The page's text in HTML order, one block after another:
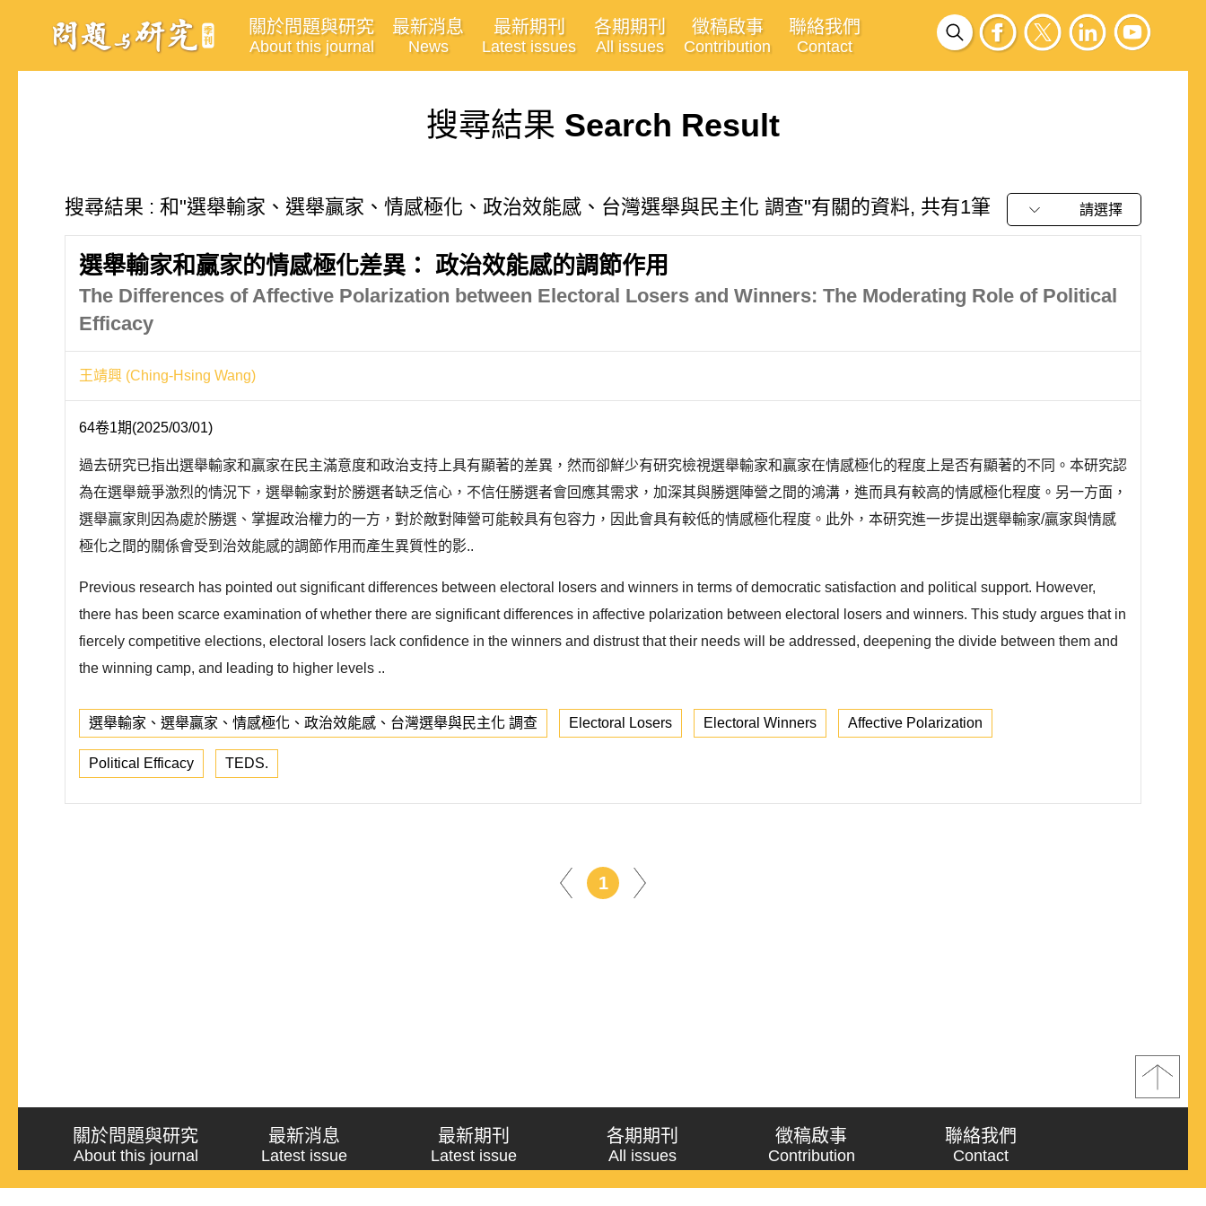
關於問題與研究
About this journal
最新消息
News
最新期刊
Latest issues
各期期刊
All issues
徵稿啟事
Contribution
聯絡我們
Contact
搜尋結果 Search Result
搜尋結果 : 和"選舉輸家、選舉贏家、情感極化、政治效能感、台灣選舉與民主化 調查"有關的資料, 共有1筆 請選擇
選舉輸家和贏家的情感極化差異： 政治效能感的調節作用
The Differences of Affective Polarization between Electoral Losers and Winners: The Moderating Role of Political
Efficacy
王靖興 (Ching-Hsing Wang)
64卷1期(2025/03/01)
過去研究已指出選舉輸家和贏家在民主滿意度和政治支持上具有顯著的差異，然而卻鮮少有研究檢視選舉輸家和贏家在情感極化的程度上是否有顯著的不同。本研究認
為在選舉競爭激烈的情況下，選舉輸家對於勝選者缺乏信心，不信任勝選者會回應其需求，加深其與勝選陣營之間的鴻溝，進而具有較高的情感極化程度。另一方面，
選舉贏家則因為處於勝選、掌握政治權力的一方，對於敵對陣營可能較具有包容力，因此會具有較低的情感極化程度。此外，本研究進一步提出選舉輸家/贏家與情感
極化之間的關係會受到治效能感的調節作用而產生異質性的影..
Previous research has pointed out significant differences between electoral losers and winners in terms of democratic satisfaction and political support. However,
there has been scarce examination of whether there are significant differences in affective polarization between electoral losers and winners. This study argues that in
fiercely competitive elections, electoral losers lack confidence in the winners and distrust that their needs will be addressed, deepening the divide between them and
the winning camp, and leading to higher levels ..
選舉輸家、選舉贏家、情感極化、政治效能感、台灣選舉與民主化 調查 Electoral Losers Electoral Winners Affective Polarization
Political Efficacy TEDS.
1
關於問題與研究
About this journal
最新消息
Latest issue
最新期刊
Latest issue
各期期刊
All issues
徵稿啟事
Contribution
聯絡我們
Contact